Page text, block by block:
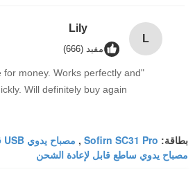
you dial in the IPD correctly. The
is smooth, and finding that
makes all the difference. No more eye
long sessions. Highly recommend
to set it up properly!""The Pico 4's
spot makes all the difference.
strain during long sessions. Highly
L
Lily
مفيد (666)
for money. Works perfectly and
Will definitely buy again."
بطاقة: Sofirn SC31 Pro
, مصباح يدوي USB قابل لإعادة الشحن
مصباح يدوي ساطع قابل لإعادة الشحن